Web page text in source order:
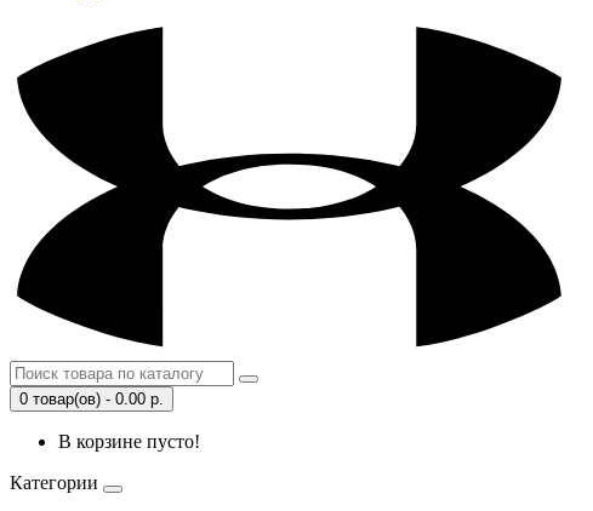
0 товар(ов) - 0.00 р.
В корзине пусто!
Категории